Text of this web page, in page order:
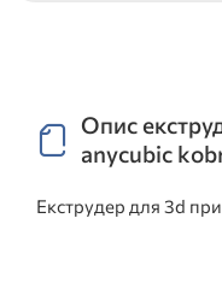
Опис
anycubic
Екструдер для 3d